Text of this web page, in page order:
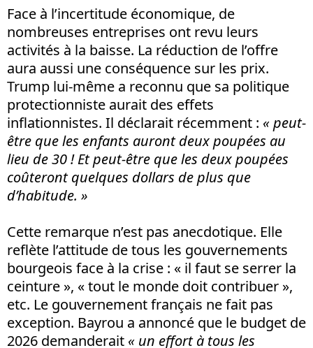
Face à l’incertitude économique, de
nombreuses entreprises ont revu leurs
activités à la baisse. La réduction de l’offre
aura aussi une conséquence sur les prix.
Trump lui-même a reconnu que sa politique
protectionniste aurait des effets
inflationnistes. Il déclarait récemment : « peut-
être que les enfants auront deux poupées au
lieu de 30 ! Et peut-être que les deux poupées
coûteront quelques dollars de plus que
d’habitude. »
Cette remarque n’est pas anecdotique. Elle
reflète l’attitude de tous les gouvernements
bourgeois face à la crise : « il faut se serrer la
ceinture », « tout le monde doit contribuer »,
etc. Le gouvernement français ne fait pas
exception. Bayrou a annoncé que le budget de
2026 demanderait « un effort à tous les